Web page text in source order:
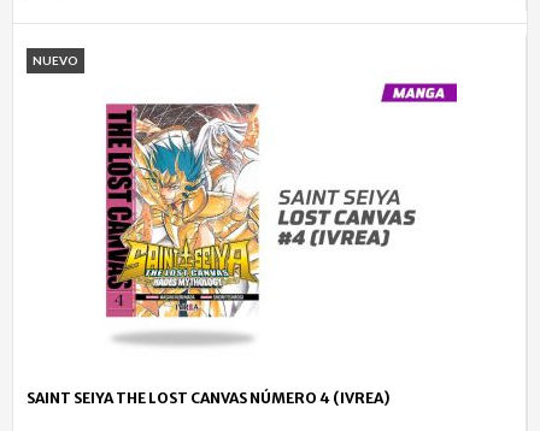
NUEVO
SAINT SEIYA THE LOST CANVAS NÚMERO 4 (IVREA)